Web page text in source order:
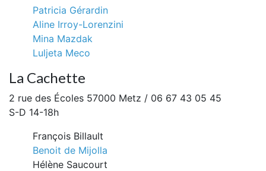
Patricia Gérardin
Aline Irroy-Lorenzini
Mina Mazdak
Luljeta Meco
La Cachette
2 rue des Écoles 57000 Metz / 06 67 43 05 45
S-D 14-18h
François Billault
Benoit de Mijolla
Hélène Saucourt